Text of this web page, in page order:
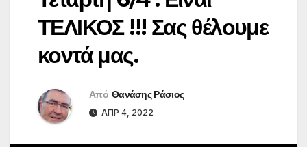
ΤΕΛΙΚΟΣ !!! Σας θέλουμε
κοντά μας.
Από Θανάσης Ράσιος
ΑΠΡ 4, 2022